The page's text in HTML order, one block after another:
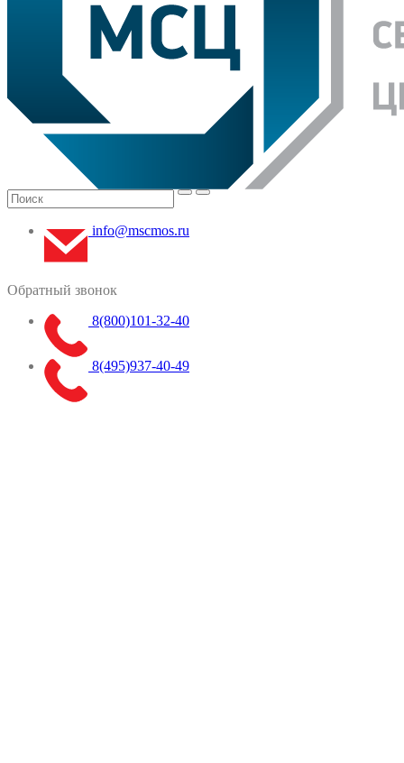
info@mscmos.ru
Обратный звонок
8(800)101-32-40
8(495)937-40-49